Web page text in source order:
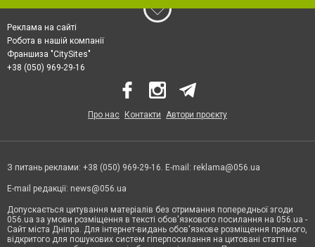
Реклама на сайті
Робота в нашій компанії
Франшиза "CitySites"
+38 (050) 969-29-16
Про нас Контакти Автори проєкту
З питань реклами: +38 (050) 969-29-16. E-mail: reklama@056.ua
E-mail редакції: news@056.ua
Допускається цитування матеріалів без отримання попередньої згоди
056.ua за умови розміщення в тексті обов'язкового посилання на 056.ua -
Сайт міста Дніпра. Для інтернет-видань обов'язкове розміщення прямого,
відкритого для пошукових систем гіперпосилання на цитовані статті не